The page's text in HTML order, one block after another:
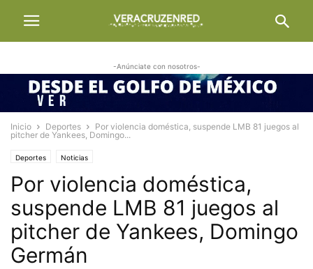
-Anúnciate con nosotros-
Inicio Deportes
Por violencia doméstica, suspende LMB 81 juegos al
pitcher de Yankees, Domingo...
Deportes Noticias
Por violencia doméstica,
suspende LMB 81 juegos al
pitcher de Yankees, Domingo
Germán